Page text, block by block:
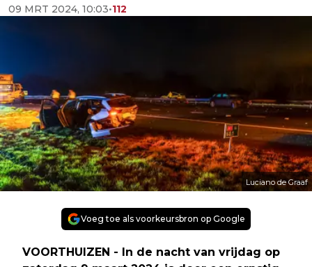
09 MRT 2024, 10:03•112
Luciano de Graaf
Voeg toe als voorkeursbron op Google
VOORTHUIZEN - In de nacht van vrijdag op